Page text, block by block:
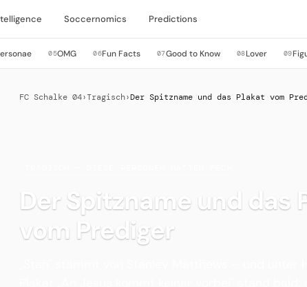
Soccernomics Predictions
05OMG 06Fun Facts 07Good to Know 08Lover 09
FC Schalke 04›Tragisch›Der Spitzname und das Plakat vom
Der Spitzname und das
vom Prediger